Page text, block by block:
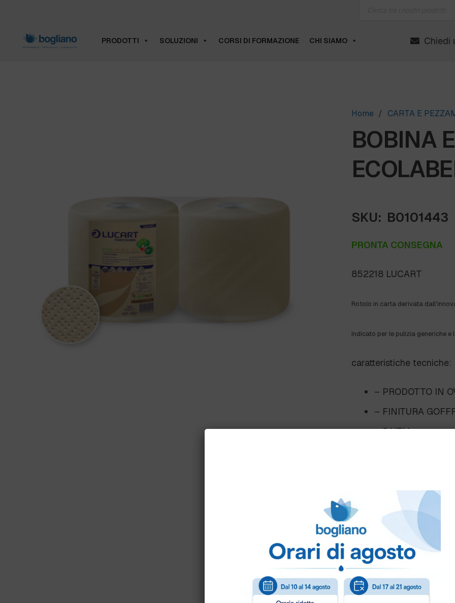
PRODOTTI SOLUZIONI CORSI DI FORMAZIONE CHI SIAMO Chiedi
Home / CARTA E
BOBINA
SKU: B0101443
PRONTA CONSEGNA
852218 LUCART
Rotolo in carta derivata
Indicato per le pulizia generiche e
caratteristiche tecniche:
– PRODOTTO IN
– FINITURA
– 2 VELI
– BANCALE 32+32
ECOLABEL
prodotto made in Italy
Scheda Tecnica